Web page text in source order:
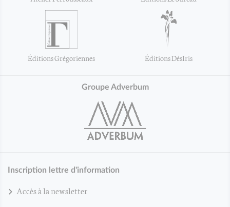
Éditions Grégoriennes Éditions DésIris
Groupe Adverbum
Inscription lettre d'information
Accès à la newsletter